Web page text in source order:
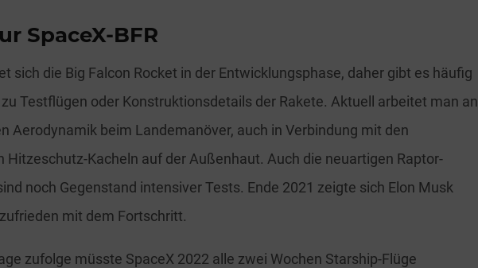
SpaceX-BFR
sich die Big Falcon Rocket in der Entwicklungsphase, daher gibt es häufig
Testflügen oder Konstruktionsdetails der Rakete. Aktuell arbeitet man an
Aerodynamik beim Landemanöver, auch in Verbindung mit den
Hitzeschutz-Kacheln auf der Außenhaut. Auch die neuartigen Raptor-
noch Gegenstand intensiver Tests. Ende 2021 zeigte sich Elon Musk
mit dem Fortschritt.
zufolge müsste SpaceX 2022 alle zwei Wochen Starship-Flüge